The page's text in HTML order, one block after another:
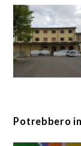
Potrebbero